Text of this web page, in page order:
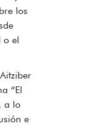
los
el
“El
a lo
e